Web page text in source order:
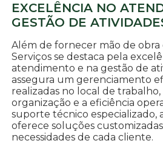
EXCELÊNCIA NO
GESTÃO DE
Além de fornecer mão de obra
Serviços se destaca pela
atendimento e na gestão de
assegura um gerenciamento
realizadas no local de
organização e a eficiência
suporte técnico especializado,
oferece soluções
necessidades de cada cliente.